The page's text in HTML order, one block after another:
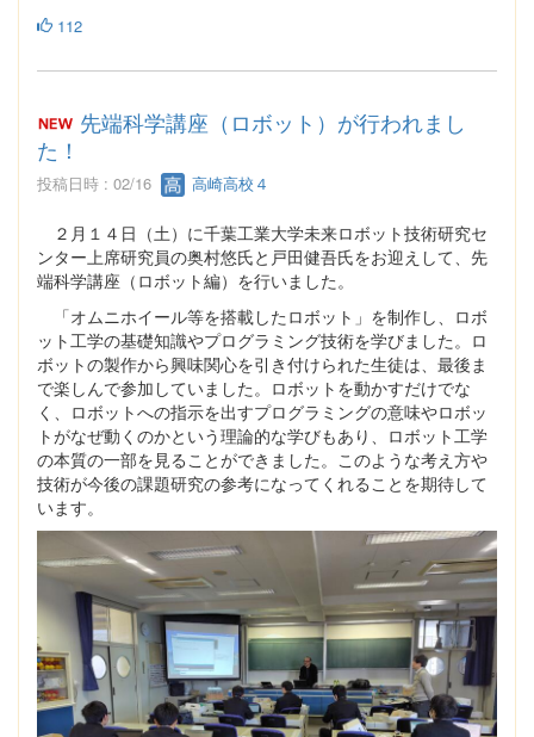
112
先端科学講座（ロボット）が行われまし
た！
投稿日時 : 02/16 高崎高校４
２月１４日（土）に千葉工業大学未来ロボット技術研究セ
ンター上席研究員の奥村悠氏と戸田健吾氏をお迎えして、先
端科学講座（ロボット編）を行いました。
「オムニホイール等を搭載したロボット」を制作し、ロボ
ット工学の基礎知識やプログラミング技術を学びました。ロ
ボットの製作から興味関心を引き付けられた生徒は、最後ま
で楽しんで参加していました。ロボットを動かすだけでな
く、ロボットへの指示を出すプログラミングの意味やロボッ
トがなぜ動くのかという理論的な学びもあり、ロボット工学
の本質の一部を見ることができました。このような考え方や
技術が今後の課題研究の参考になってくれることを期待して
います。